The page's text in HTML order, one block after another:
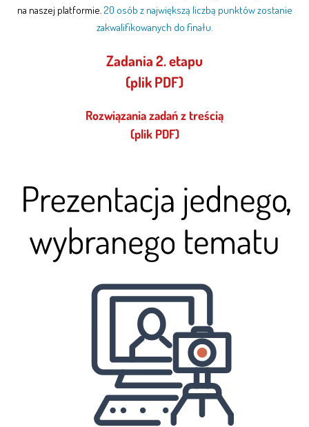
na naszej platformie. 20 osób z największą liczbą punktów zostanie
zakwalifikowanych do finału.
Zadania 2. etapu
(plik PDF)
Rozwiązania zadań z treścią
(plik PDF)